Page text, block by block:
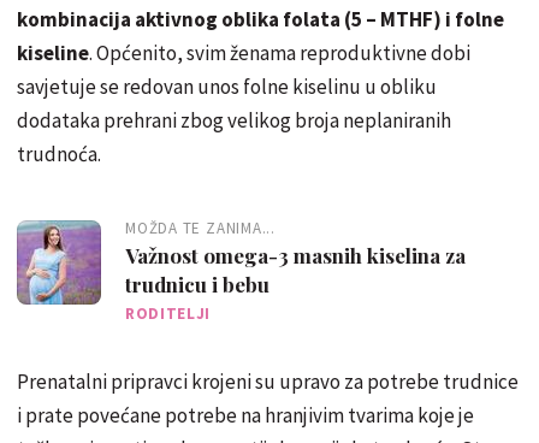
kombinacija aktivnog oblika folata (5 – MTHF) i folne
kiseline. Općenito, svim ženama reproduktivne dobi
savjetuje se redovan unos folne kiselinu u obliku
dodataka prehrani zbog velikog broja neplaniranih
trudnoća.
MOŽDA TE ZANIMA...
Važnost omega-3 masnih kiselina za
trudnicu i bebu
RODITELJI
Prenatalni pripravci krojeni su upravo za potrebe trudnice
i prate povećane potrebe na hranjivim tvarima koje je